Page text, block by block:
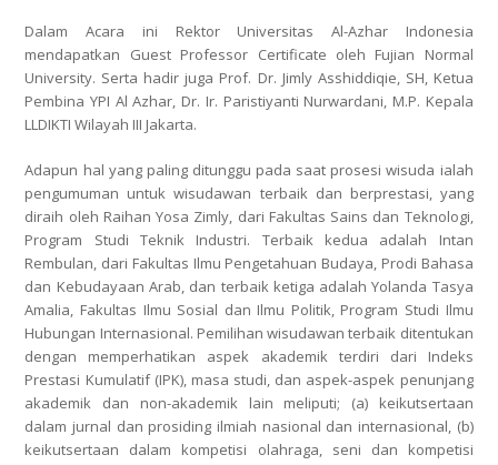
Dalam Acara ini Rektor Universitas Al-Azhar Indonesia
mendapatkan Guest Professor Certificate oleh Fujian Normal
University. Serta hadir juga Prof. Dr. Jimly Asshiddiqie, SH, Ketua
Pembina YPI Al Azhar, Dr. Ir. Paristiyanti Nurwardani, M.P. Kepala
LLDIKTI Wilayah III Jakarta.
Adapun hal yang paling ditunggu pada saat prosesi wisuda ialah
pengumuman untuk wisudawan terbaik dan berprestasi, yang
diraih oleh Raihan Yosa Zimly, dari Fakultas Sains dan Teknologi,
Program Studi Teknik Industri. Terbaik kedua adalah Intan
Rembulan, dari Fakultas Ilmu Pengetahuan Budaya, Prodi Bahasa
dan Kebudayaan Arab, dan terbaik ketiga adalahYolanda Tasya
Amalia, Fakultas Ilmu Sosial dan Ilmu Politik, Program Studi Ilmu
Hubungan Internasional. Pemilihan wisudawan terbaik ditentukan
dengan memperhatikan aspek akademik terdiri dari Indeks
Prestasi Kumulatif (IPK), masa studi, dan aspek-aspek penunjang
akademik dan non-akademik lain meliputi; (a) keikutsertaan
dalam jurnal dan prosiding ilmiah nasional dan internasional, (b)
keikutsertaan dalam kompetisi olahraga, seni dan kompetisi